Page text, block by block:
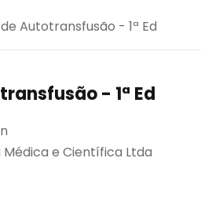
Autotransfusão - 1ª Ed
- 1ª Ed
Médica e Científica Ltda